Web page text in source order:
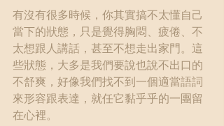
有沒有很多時候，你其實搞不太懂自己
當下的狀態，只是覺得胸悶、疲倦、不
太想跟人講話，甚至不想走出家門。這
些狀態，大多是我們要說也說不出口的
不舒爽，好像我們找不到一個適當語詞
來形容跟表達，就任它黏乎乎的一團留
在心裡。